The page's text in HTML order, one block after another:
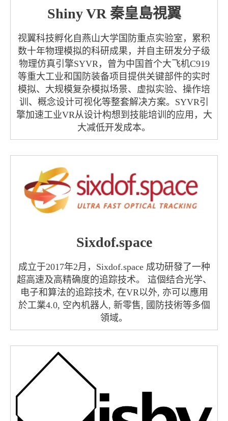
Shiny VR 秦皇島視翼
视翼科技孵化自燕山大学国防重点实验室，累积
数十年物理模拟的科研成果，并自主研发分子级
物理仿真引擎SYVR，曾为中国首个大飞机C919
等重大工业和国防装备项目提供关键部件的实时
模拟、大规模复杂模拟场景、虚拟实验、操作培
训、概念设计可视化等整套解决方案。SYVR引
擎加速工业VR从设计构想到技能培训的应用，大
大减低开发成本。
Sixdof.space
成立于2017年2月，Sixdof.space 成功研發了一种
超高速及高精确度的追踪技术。 這個结合光学、
电子和算法的追踪技术, 在VR以外, 亦可以應用
於工業4.0, 空內机器人, 新零售, 國防技術等多個
領域。